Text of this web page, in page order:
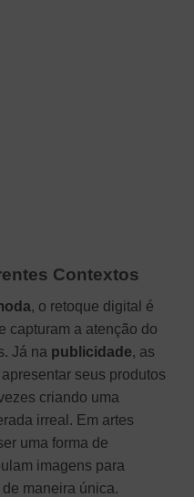
Contextos
, o retoque digital é
capturam a atenção do
Já na publicidade, as
seus produtos
criando uma
irreal. Em artes
uma forma de
imagens para
maneira única.